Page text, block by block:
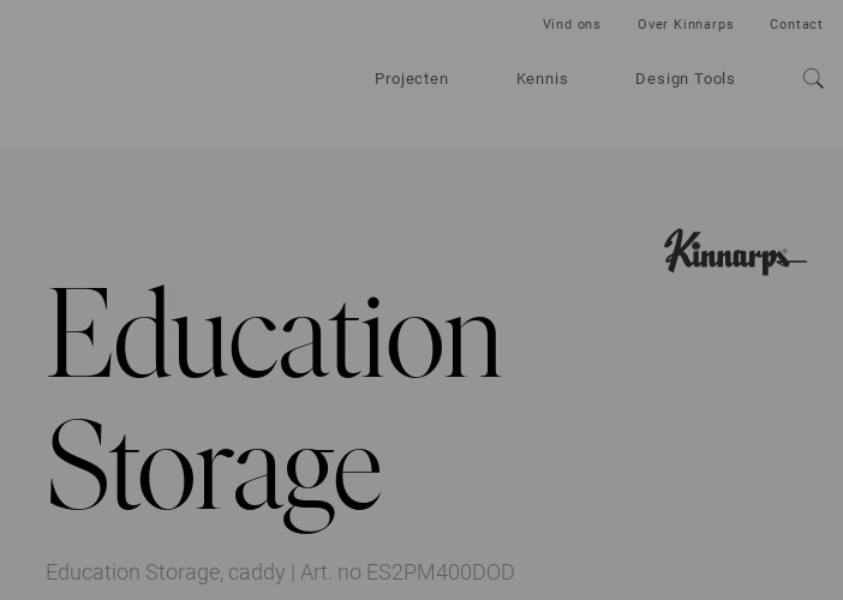
Projecten Kennis Design Tools
Vind ons Over Kinnarps Contact
Education
Storage
Education Storage, caddy | Art. no ES2PM400DOD